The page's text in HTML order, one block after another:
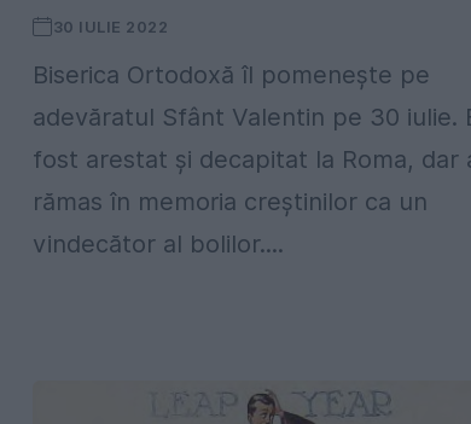
30 IULIE 2022
Biserica Ortodoxă îl pomenește pe
adevăratul Sfânt Valentin pe 30 iulie.
fost arestat și decapitat la Roma, dar
rămas în memoria creștinilor ca un
vindecător al bolilor....